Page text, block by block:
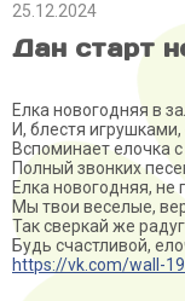
25.12.2024
Дан старт
Елка новогодняя в
И, блестя игрушками,
Вспоминает елочка
Полный звонких
Елка новогодняя, не
Мы твои веселые,
Так сверкай же
Будь счастливой,
https://vk.com/wall-